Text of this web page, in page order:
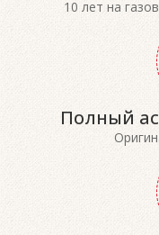
10 лет на
Полный